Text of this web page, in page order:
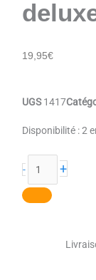
19,95€
UGS1417
Disponibilité :2
-
quantité
Le
Chef
(Edition
deluxe)
+